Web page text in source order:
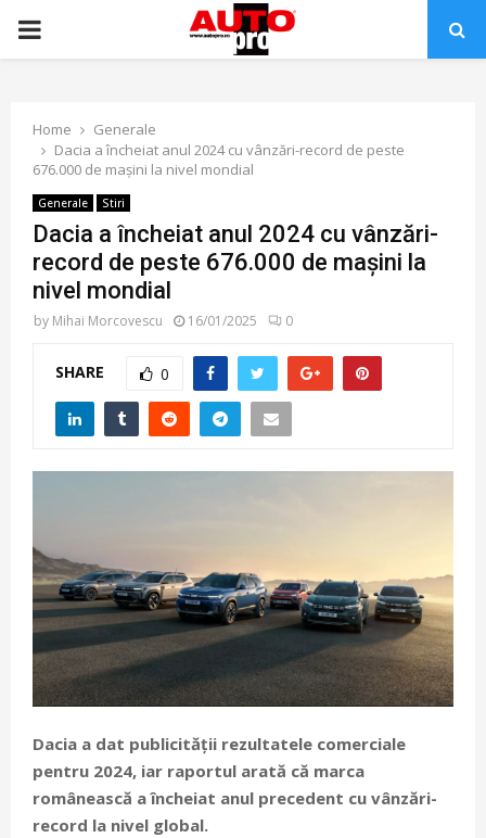
PRIMARY
Home
Generale
Dacia a încheiat anul 2024 cu vânzări-record de peste
676.000 de mașini la nivel mondial
Generale Stiri
Dacia a încheiat anul 2024 cu vânzări-
record de peste 676.000 de mașini la
nivel mondial
by Mihai Morcovescu 16/01/2025 0
SHARE 0
Dacia a dat publicității rezultatele comerciale
pentru 2024, iar raportul arată că marca
românească a încheiat anul precedent cu vânzări-
record la nivel global.